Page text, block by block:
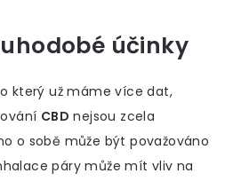
účinky
který už máme více dat,
CBD nejsou zcela
o sobě může být považováno
páry může mít vliv na